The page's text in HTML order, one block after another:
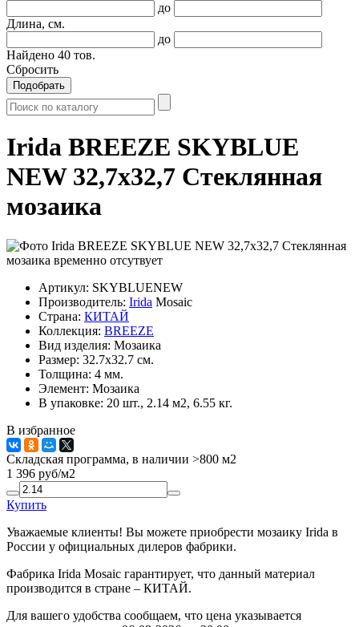
до
Длина, см.
до
Найдено 40 тов.
Сбросить
Подобрать
Irida BREEZE SKYBLUE
NEW 32,7x32,7 Стеклянная
мозаика
Артикул: SKYBLUENEW
Производитель: Irida Mosaic
Страна: КИТАЙ
Коллекция: BREEZE
Вид изделия: Мозаика
Размер: 32.7x32.7 см.
Толщина: 4 мм.
Элемент: Мозаика
В упаковке: 20 шт., 2.14 м2, 6.55 кг.
В избранное
Складская программа, в наличии >800 м2
1 396 руб/м2
Купить
Уважаемые клиенты! Вы можете приобрести мозаику Irida в
России у официальных дилеров фабрики.
Фабрика Irida Mosaic гарантирует, что данный материал
производится в стране – КИТАЙ.
Для вашего удобства сообщаем, что цена указывается